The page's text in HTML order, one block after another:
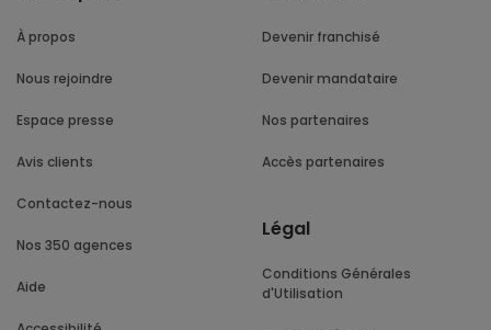
À propos
Nous rejoindre
Espace presse
Avis clients
Contactez-nous
Nos 350 agences
Aide
Devenir franchisé
Devenir mandataire
Nos partenaires
Accès partenaires
Légal
Conditions Générales
d'Utilisation